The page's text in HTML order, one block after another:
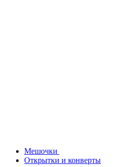
Мешочки
Открытки и конверты